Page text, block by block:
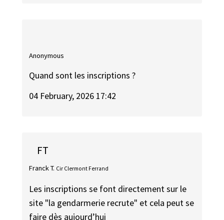
Anonymous
Quand sont les inscriptions ?
04 February, 2026 17:42
FT
Franck T. Cir Clermont Ferrand
Les inscriptions se font directement sur le
site "la gendarmerie recrute" et cela peut se
faire dès aujourd’hui